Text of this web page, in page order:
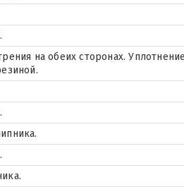
на обеих сторонах.